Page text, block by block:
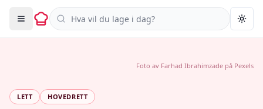
Søk i oppskrifter
LETT HOVEDRETT
Foto av Farhad Ibrahimzade på Pexels